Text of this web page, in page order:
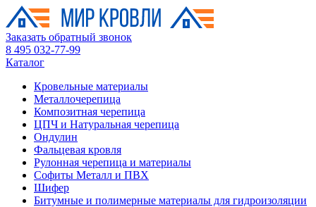
Заказать обратный звонок
8 495 032-77-99
Каталог
Кровельные материалы
Металлочерепица
Композитная черепица
ЦПЧ и Натуральная черепица
Ондулин
Фальцевая кровля
Рулонная черепица и материалы
Софиты Металл и ПВХ
Шифер
Битумные и полимерные материалы для гидроизоляции